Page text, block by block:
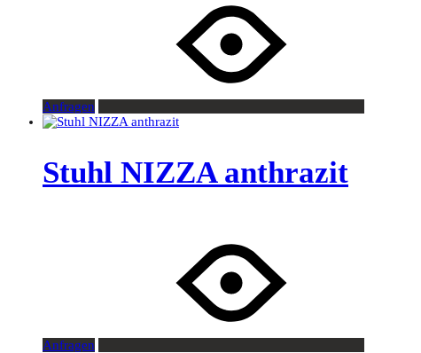
Anfragen
Stuhl NIZZA anthrazit
Anfragen